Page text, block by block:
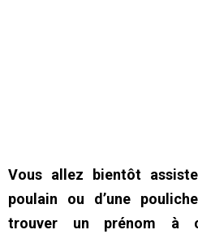
Vous allez bientôt
poulain ou d’une
trouver un prénom à